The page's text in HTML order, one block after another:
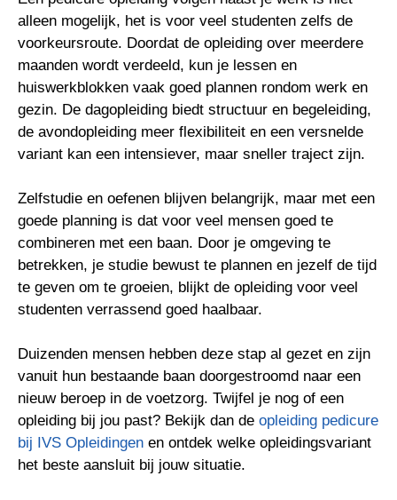
alleen mogelijk, het is voor veel studenten zelfs de
voorkeursroute. Doordat de opleiding over meerdere
maanden wordt verdeeld, kun je lessen en
huiswerkblokken vaak goed plannen rondom werk en
gezin. De dagopleiding biedt structuur en begeleiding,
de avondopleiding meer flexibiliteit en een versnelde
variant kan een intensiever, maar sneller traject zijn.
Zelfstudie en oefenen blijven belangrijk, maar met een
goede planning is dat voor veel mensen goed te
combineren met een baan. Door je omgeving te
betrekken, je studie bewust te plannen en jezelf de tijd
te geven om te groeien, blijkt de opleiding voor veel
studenten verrassend goed haalbaar.
Duizenden mensen hebben deze stap al gezet en zijn
vanuit hun bestaande baan doorgestroomd naar een
nieuw beroep in de voetzorg. Twijfel je nog of een
opleiding bij jou past? Bekijk dan de opleiding pedicure
bij IVS Opleidingen en ontdek welke opleidingsvariant
het beste aansluit bij jouw situatie.